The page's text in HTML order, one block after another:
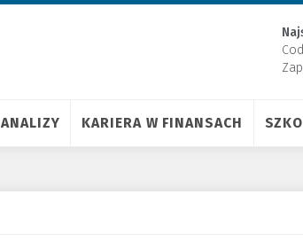
ANALIZY KARIERA W FINANSACH